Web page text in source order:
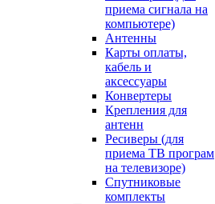
приема сигнала на
компьютере)
Антенны
Карты оплаты,
кабель и
аксессуары
Конвертеры
Крепления для
антенн
Ресиверы (для
приема ТВ програм
на телевизоре)
Спутниковые
комплекты